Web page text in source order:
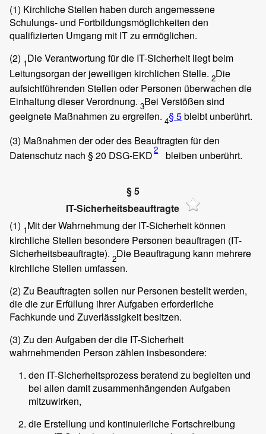
(1) Kirchliche Stellen haben durch angemessene
Schulungs- und Fortbildungsmöglichkeiten den
qualifizierten Umgang mit IT zu ermöglichen.
(2) 1Die Verantwortung für die IT-Sicherheit liegt beim
Leitungsorgan der jeweiligen kirchlichen Stelle. 2Die
aufsichtführenden Stellen oder Personen überwachen die
Einhaltung dieser Verordnung. 3Bei Verstößen sind
geeignete Maßnahmen zu ergreifen. 4§ 5bleibt unberührt.
(3) Maßnahmen der oder des Beauftragten für den
Datenschutz nach § 20 DSG-EKD2 bleiben unberührt.
§ 5
IT-Sicherheitsbeauftragte
(1) 1Mit der Wahrnehmung der IT-Sicherheit können
kirchliche Stellen besondere Personen beauftragen (IT-
Sicherheitsbeauftragte). 2Die Beauftragung kann mehrere
kirchliche Stellen umfassen.
(2) Zu Beauftragten sollen nur Personen bestellt werden,
die die zur Erfüllung ihrer Aufgaben erforderliche
Fachkunde und Zuverlässigkeit besitzen.
(3) Zu den Aufgaben der die IT-Sicherheit
wahrnehmenden Person zählen insbesondere:
den IT-Sicherheitsprozess beratend zu begleiten und
bei allen damit zusammenhängenden Aufgaben
mitzuwirken,
die Erstellung und kontinuierliche Fortschreibung